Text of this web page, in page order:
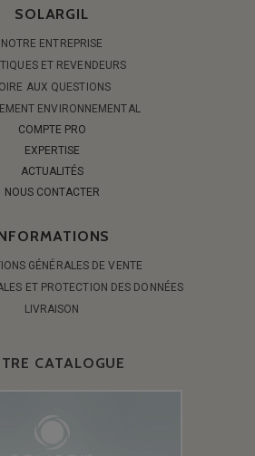
SOLARGIL
NOTRE ENTREPRISE
ET REVENDEURS
AUX QUESTIONS
ENVIRONNEMENTAL
COMPTE PRO
EXPERTISE
ACTUALITÉS
NOUS CONTACTER
GÉNÉRALES DE VENTE
ET PROTECTION DES DONNÉES
LIVRAISON
CATALOGUE